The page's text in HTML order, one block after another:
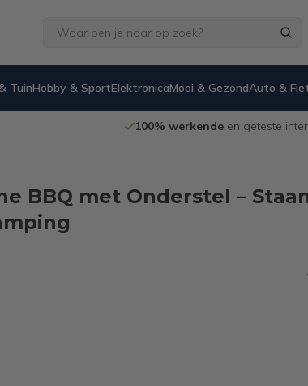
TuinHobby & SportElektronicaMooi & GezondAuto &
100% werkendeen geteste
BBQ met Onderstel –